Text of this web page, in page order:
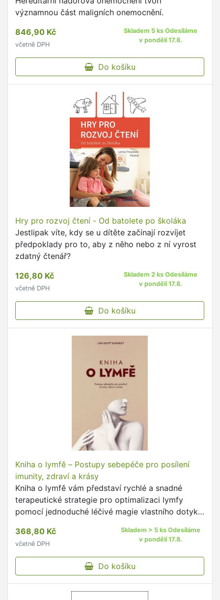
významnou část maligních onemocnění.
846,90 Kč
včetně DPH
Skladem 5 ks Odesíláme
v pondělí 17.8.
Do košíku
Hry pro rozvoj čtení - Od batolete po školáka
Jestlipak víte, kdy se u dítěte začínají rozvíjet
předpoklady pro to, aby z něho nebo z ní vyrost
zdatný čtenář?
126,80 Kč
včetně DPH
Skladem 2 ks Odesíláme
v pondělí 17.8.
Do košíku
Kniha o lymfě – Postupy sebepéče pro posílení
imunity, zdraví a krásy
Kniha o lymfě vám představí rychlé a snadné
terapeutické strategie pro optimalizaci lymfy
pomocí jednoduché léčivé magie vlastního dotyku.
zlepšit zdraví …
368,80 Kč
včetně DPH
Skladem > 5 ks Odesíláme
v pondělí 17.8.
Do košíku